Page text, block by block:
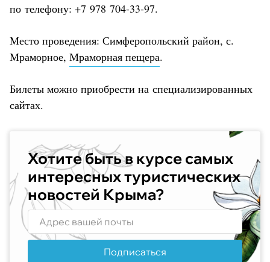
по телефону: +7 978 704-33-97.
Место проведения: Симферопольский район, с.
Мраморное, Мраморная пещера.
Билеты можно приобрести на специализированных
сайтах.
Хотите быть в курсе самых
интересных туристических
новостей Крыма?
Подписаться